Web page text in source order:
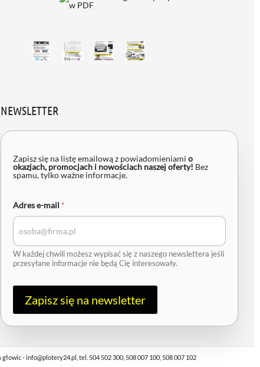
NEWSLETTER
-
m
a
A
d
s
Zapisz się na listę emailową z powiadomieniami o
okazjach, promocjach i nowościach naszej oferty! Bez
spamu, tylko ważne informacje.
Adres e-mail *
W każdej chwili możesz wypisać się z naszego newslettera jeśli
przesyłane informacje nie będą Cię interesowały.
Zapisz się na newsletter
- info@plotery24.pl, tel. 504 502 300, 508 007 100, 508 007 102